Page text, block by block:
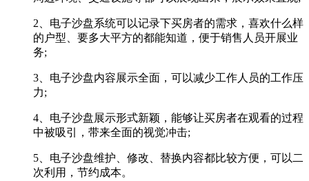
2、电子沙盘系统可以记录下买房者的需求，喜欢什么样
的户型、要多大平方的都能知道，便于销售人员开展业
务;
3、电子沙盘内容展示全面，可以减少工作人员的工作压
力;
4、电子沙盘展示形式新颖，能够让买房者在观看的过程
中被吸引，带来全面的视觉冲击;
5、电子沙盘维护、修改、替换内容都比较方便，可以二
次利用，节约成本。